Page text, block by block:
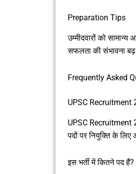
Preparation Tips
उम्मीदवारों को
सफलता की संभावना
Frequently Asked
UPSC Recruitment
UPSC Recruitment
पदों पर नियुक्ति के
इस भर्ती में कितने पद हैं?